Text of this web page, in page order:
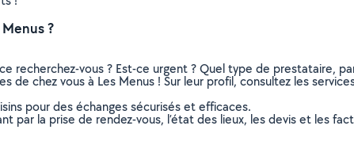
?
recherchez-vous ? Est-ce urgent ? Quel type de prestataire,
de chez vous à Les Menus ! Sur leur profil, consultez les
pour des échanges sécurisés et efficaces.
par la prise de rendez-vous, l’état des lieux, les devis et les